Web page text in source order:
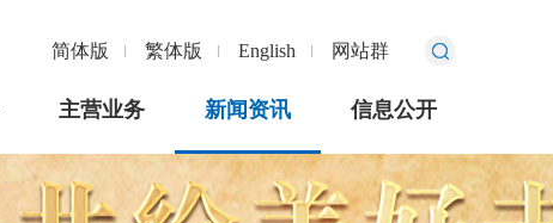
简体版 繁体版 English 网站群
主营业务 新闻资讯 信息公开